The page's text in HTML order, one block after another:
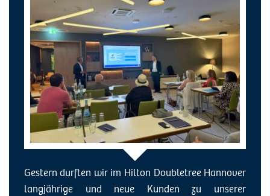
Gestern durften wir im Hilton Doubletree Hannover
langjährige und neue Kunden zu unserer